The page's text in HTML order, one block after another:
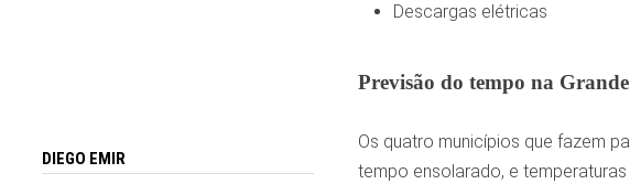
Descargas elétricas
Previsão do tempo na
Os quatro municípios que fazem
tempo ensolarado, e temperaturas
DIEGO EMIR